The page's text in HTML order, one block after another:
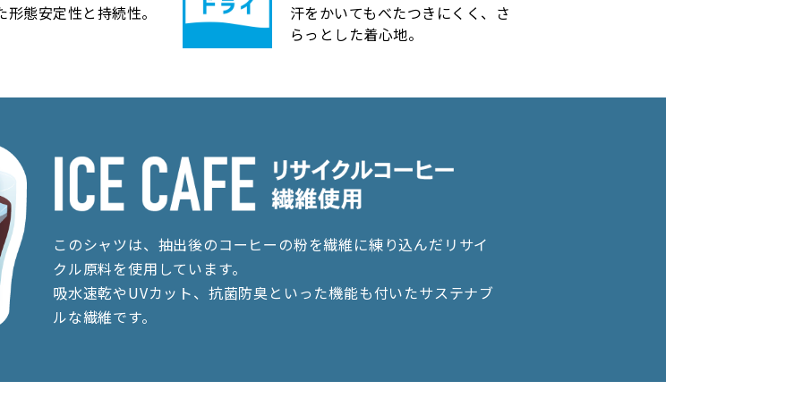
形態安定性と持続性。
汗をかいてもべたつきにくく、さ
らっとした着心地。
このシャツは、抽出後のコーヒーの粉を繊維に練り込んだリサイ
クル原料を使用しています。
吸水速乾やUVカット、抗菌防臭といった機能も付いたサステナブ
ルな繊維です。